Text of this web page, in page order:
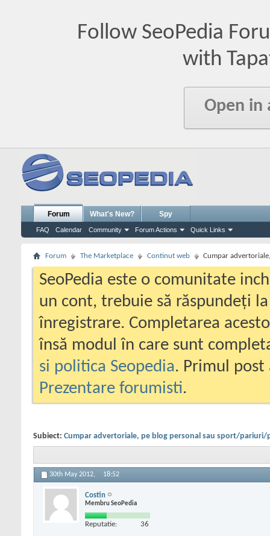
Follow SeoPedia
with
Open in
Forum
FAQ Calendar Community Forum Actions Quick Links
What's New? Spy
Forum The Marketplace Continut web Cumpar
SeoPedia este o comunitate
un cont, trebuie să răspundeți
înregistrare. Completarea
însă modul în care sunt
si politica Seopedia. Primul
Prezentare forumisti.
Subiect: Cumpar advertoriale, pe blog personal sau sport/pariuri/
30th May 2012, 18:52
Costin
Membru SeoPedia
Reputatie: 36